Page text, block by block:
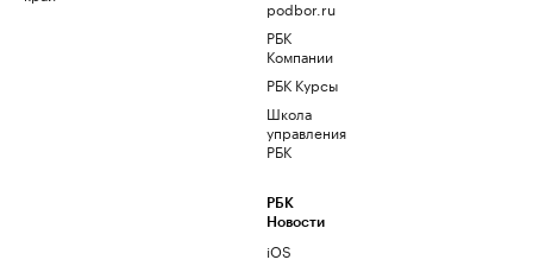
podbor.ru
РБК
Компании
РБК Курсы
Школа
управления
РБК
РБК
Новости
iOS